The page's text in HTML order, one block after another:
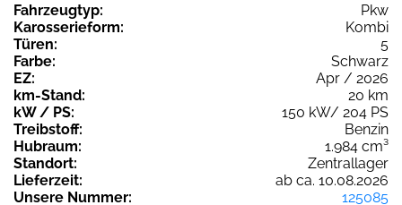
Fahrzeugtyp:
Pkw
Karosserieform:
Kombi
Türen:
5
Farbe:
Schwarz
EZ:
Apr / 2026
km-Stand:
20 km
kW / PS:
150 kW/ 204 PS
Treibstoff:
Benzin
Hubraum:
1.984 cm³
Standort:
Zentrallager
Lieferzeit:
ab ca. 10.08.2026
Unsere Nummer:
125085